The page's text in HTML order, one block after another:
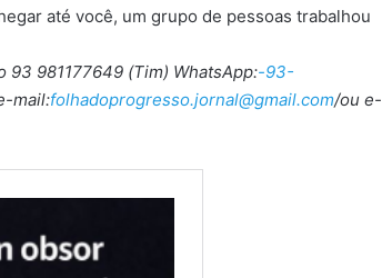
até você, um grupo de pessoas trabalhou
93 981177649 (Tim) WhatsApp:-93-
mail:folhadoprogresso.jornal@gmail.com/ou e-